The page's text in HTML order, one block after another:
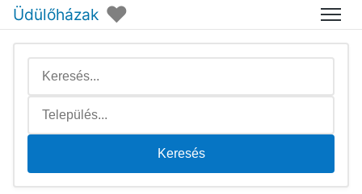
Üdülőházak ♥ Menü
Keresés